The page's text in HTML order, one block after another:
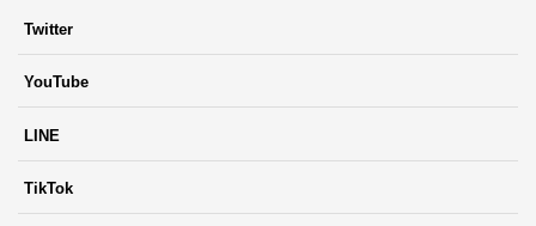
Twitter
YouTube
LINE
TikTok